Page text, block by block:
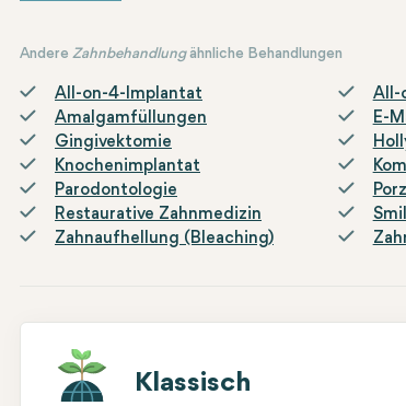
Andere Zahnbehandlungähnliche Behandlungen
All-on-4-Implantat All-
Amalgamfüllungen
E-
Gingivektomie
Knochenimplantat
Parodontologie
Restaurative Zahnmedizin
Zahnaufhellung (Bleaching)
Klassisch